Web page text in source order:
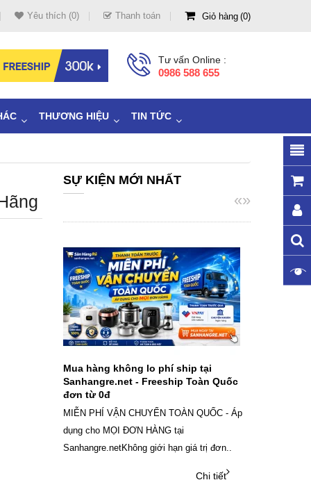
Yêu thích (0) Thanh toán Giỏ hàng 0
Tư vấn Online :
0986 588 655
THƯƠNG HIỆU TIN TỨC
SỰ KIỆN MỚI NHẤT
«»
Mua hàng không lo phí ship tại
Sanhangre.net - Freeship Toàn Quốc
đơn từ 0đ
MIỄN PHÍ VẬN CHUYỂN TOÀN QUỐC - Áp
dụng cho MỌI ĐƠN HÀNG tại
Sanhangre.netKhông giới hạn giá trị đơn..
Chi tiết